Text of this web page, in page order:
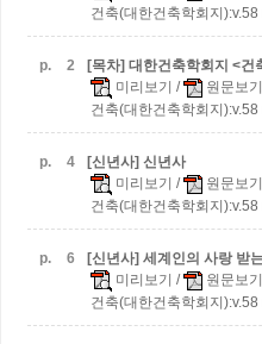
건축(대한건축학회지
p. 2
[목차] 대한건축학회지 <건
미리보기 / 원문보기
건축(대한건축학회지
p. 4
[신년사] 신년사
미리보기 / 원문보기
건축(대한건축학회지
p. 6
[신년사] 세계인의 사랑 받
미리보기 / 원문보기
건축(대한건축학회지